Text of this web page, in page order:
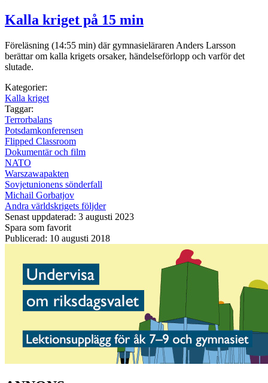
Kalla kriget på 15 min
Föreläsning (14:55 min) där gymnasieläraren Anders Larsson
berättar om kalla krigets orsaker, händelseförlopp och varför det
slutade.
Kategorier:
Kalla kriget
Taggar:
Terrorbalans
Potsdamkonferensen
Flipped Classroom
Dokumentär och film
NATO
Warszawapakten
Sovjetunionens sönderfall
Michail Gorbatjov
Andra världskrigets följder
Senast uppdaterad: 3 augusti 2023
Spara som favorit
Publicerad: 10 augusti 2018